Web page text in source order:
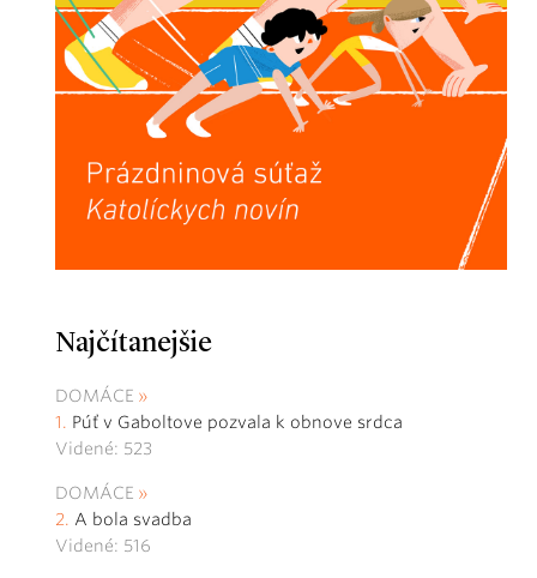
Najčítanejšie
DOMÁCE
Púť v Gaboltove pozvala k obnove srdca
Videné: 523
DOMÁCE
A bola svadba
Videné: 516